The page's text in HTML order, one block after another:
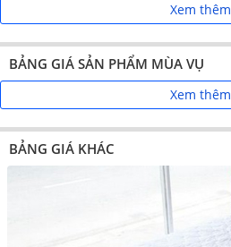
Xem thêm
BẢNG GIÁ SẢN PHẨM MÙA VỤ
Xem thêm
BẢNG GIÁ KHÁC